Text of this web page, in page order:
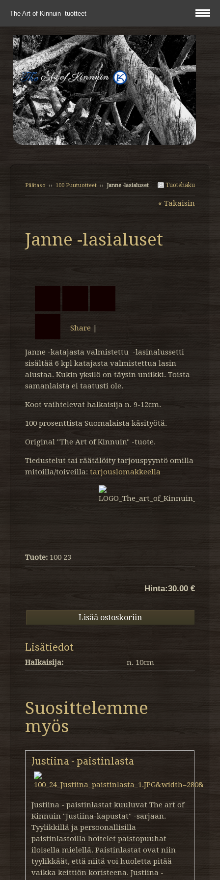
The Art of Kinnuin -tuotteet
Tuotehaku
Päätaso ›› 100 Puutuotteet ›› Janne -lasialuset
« Takaisin
Janne -lasialuset
Share |
Janne -katajasta valmistettu -lasinalussetti
sisältää 6 kpl katajasta valmistettua lasin
alustaa. Kukin yksilö on täysin uniikki. Toista
samanlaista ei taatusti ole.
Koot vaihtelevat halkaisija n. 9-12cm.
100 prosenttista Suomalaista käsityötä.
Original "The Art of Kinnuin" -tuote.
Tiedustelut tai räätälöity tarjouspyyntö omilla
mitoilla/toiveilla: tarjouslomakkeella
Tuote: 100 23
Hinta:30.00 €
Lisätiedot
Halkaisija: n. 10cm
Suosittelemme
myös
Justiina - paistinlasta
Justiina - paistinlastat kuuluvat The art of
Kinnuin "Justiina-kapustat" -sarjaan.
Tyylikkillä ja persoonallisilla
paistinlastoilla hoitelet paistopuuhat
iloisella mielellä. Paistinlastat ovat niin
tyylikkäät, että niitä voi huoletta pitää
vaikka keittiön koristeena. Justiina -